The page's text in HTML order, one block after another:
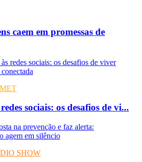
caem em promessas de
sociais: os desafios de vi...
SHOW